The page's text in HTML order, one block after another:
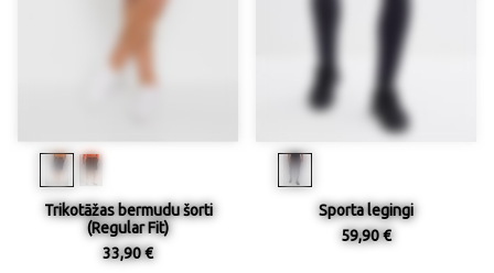
Trikotāžas bermudu šorti
(Regular Fit)
33,90 €
Sporta legingi
59,90 €